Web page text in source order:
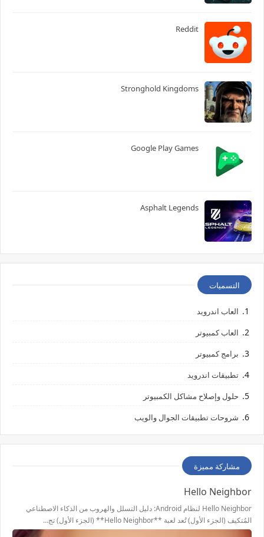
Reddit
Stronghold Kingdoms
Google Play Games
Asphalt Legends
التسميات
العاب اندرويد
العاب كمبيوتر
برامج كمبيوتر
تطبيقات اندرويد
حلول وإصلاح مشاكل الكمبيوتر
شروحات تطبيقات الجوال والويب
مشاركة مميزة
Hello Neighbor
Hello Neighbor لنظام Android: دليل التسلل والهروب من الذكاء الاصطناعي
المُتكيف (الجزء الأول) تُعد لعبة **Hello Neighbor** (الجزء الأول) تج…